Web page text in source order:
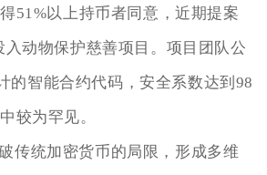
51%以上持币者同意，近期提案
入动物保护慈善项目。项目团队公
的智能合约代码，安全系数达到98
较为罕见。
传统加密货币的局限，形成多维